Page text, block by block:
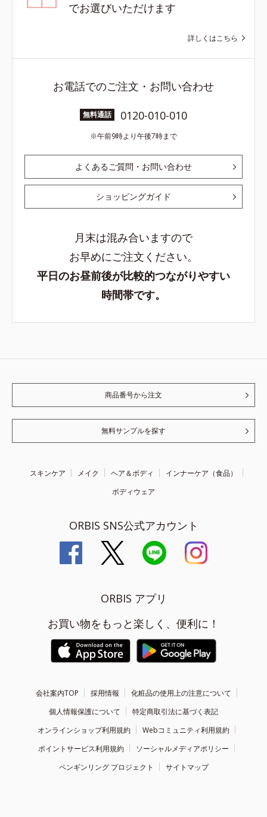
でお選びいただけます
詳しくはこちら
お電話でのご注文・お問い合わせ
無料通話 0120-010-010
午前9時より午後7時まで
よくあるご質問・お問い合わせ
ショッピングガイド
月末は混み合いますので
お早めにご注文ください。
平日のお昼前後が比較的つながりやすい
時間帯です。
商品番号から注文
無料サンプルを探す
スキンケア メイク ヘア＆ボディ
インナーケア（食品）
ボディウェア
ORBIS SNS公式アカウント
ORBIS アプリ
お買い物をもっと楽しく、便利に！
会社案内TOP 採用情報
化粧品の使用上の注意について
個人情報保護について
特定商取引法に基づく表記
オンラインショップ利用規約
Webコミュニティ利用規約
ポイントサービス利用規約
ソーシャルメディアポリシー
ペンギンリング プロジェクト
サイトマップ